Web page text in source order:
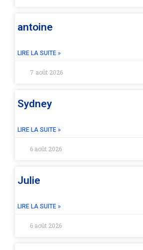
antoine
LIRE LA SUITE »
7 août 2026
Sydney
LIRE LA SUITE »
6 août 2026
Julie
LIRE LA SUITE »
6 août 2026